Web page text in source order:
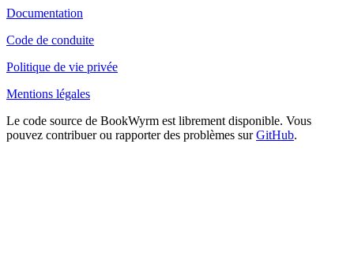
Documentation
Code de conduite
Politique de vie privée
Mentions légales
Le code source de BookWyrm est librement disponible. Vous
pouvez contribuer ou rapporter des problèmes surGitHub.